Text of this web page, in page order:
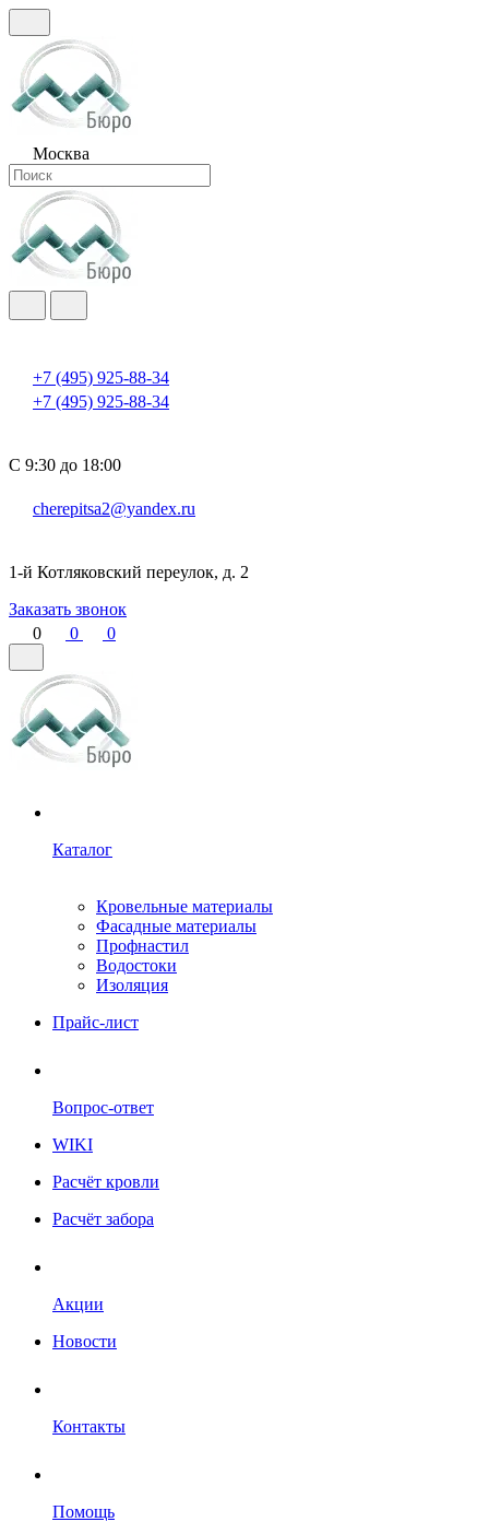
Москва
+7 (495) 925-88-34
+7 (495) 925-88-34
С 9:30 до 18:00
cherepitsa2@yandex.ru
1-й Котляковский переулок, д. 2
Заказать звонок
0
0 0
Каталог
Кровельные материалы
Фасадные материалы
Профнастил
Водостоки
Изоляция
Прайс-лист
Вопрос-ответ
WIKI
Расчёт кровли
Расчёт забора
Акции
Новости
Контакты
Помощь